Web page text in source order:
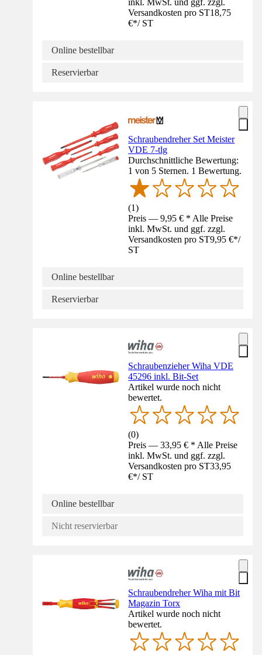
inkl. MwSt. und ggf. zzgl.
Versandkosten pro ST18,75
€*/ ST
Online bestellbar
Reservierbar
Schraubendreher Set Meister
VDE 7-tlg
Durchschnittliche Bewertung:
1 von 5 Sternen. 1 Bewertung.
(1)
Preis — 9,95 € * Alle Preise
inkl. MwSt. und ggf. zzgl.
Versandkosten pro ST9,95 €*/
ST
Online bestellbar
Reservierbar
Schraubenzieher Wiha VDE
45296 inkl. Bit-Set
Artikel wurde noch nicht
bewertet.
(0)
Preis — 33,95 € * Alle Preise
inkl. MwSt. und ggf. zzgl.
Versandkosten pro ST33,95
€*/ ST
Online bestellbar
Nicht reservierbar
Schraubendreher Wiha mit Bit
Magazin Torx
Artikel wurde noch nicht
bewertet.